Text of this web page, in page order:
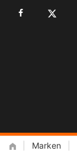
Zum
Marken